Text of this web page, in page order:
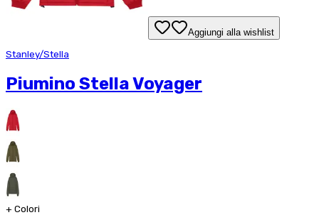
Aggiungi alla wishlist
Stanley/Stella
Piumino Stella Voyager
+ Colori